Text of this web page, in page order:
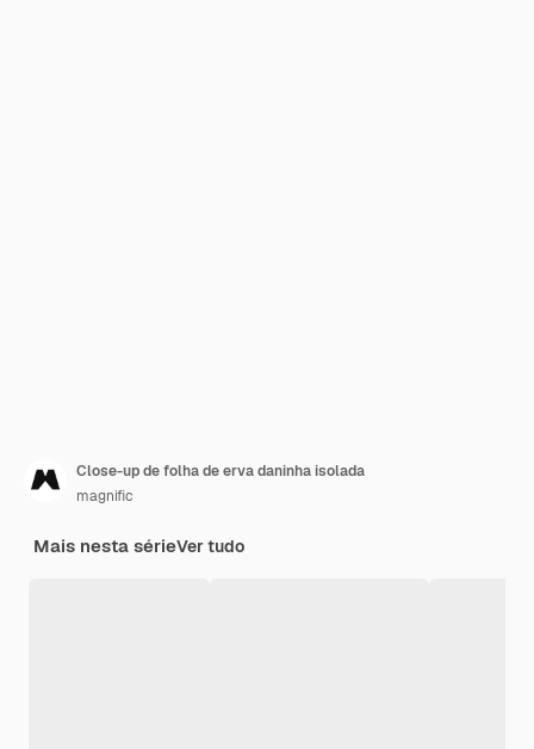
Close-up de folha de erva daninha isolada
magnific
Mais nesta sérieVer tudo